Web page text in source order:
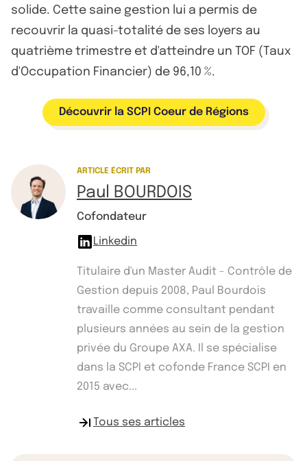
solide. Cette saine gestion lui a permis de
recouvrir la quasi-totalité de ses loyers au
quatrième trimestre et d'atteindre un TOF (Taux
d'Occupation Financier) de 96,10 %.
Découvrir la SCPI Coeur de Régions
ARTICLE ÉCRIT PAR
Paul BOURDOIS
Cofondateur
Linkedin
Titulaire d'un Master Audit - Contrôle de
Gestion depuis 2008, Paul Bourdois
travaille comme consultant pendant
plusieurs années au sein de la gestion
privée du Groupe AXA. Il se spécialise
dans la SCPI et cofonde France SCPI en
2015 avec...
Tous ses articles